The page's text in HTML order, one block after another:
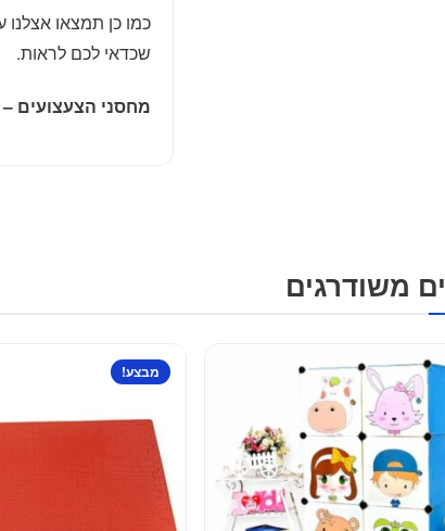
כמו כן תמצאו אצלנו
שכדאי לכם לראות.
מחסני הצעצועים
משודרגים
מבצע!